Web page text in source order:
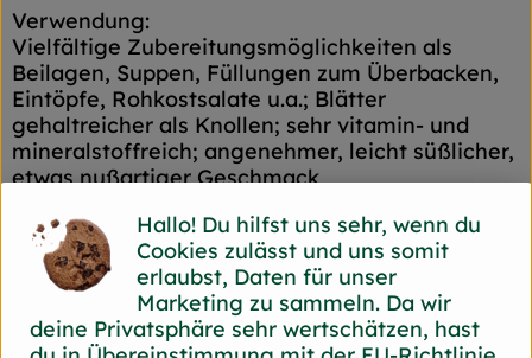
Verwendung:
Vielfältige Zubereitungsmöglichkeiten als
Beilagen, Suppen, Füllungen zum Überbacken,
Eintöpfe, Rohkostsalate u.a.; Blätter
gehaltreicher als Knollen; sehr vitamin- und
mineralstoffreich; angenehmer, leicht süßlicher,
etwas nußartiger Geschmack
Lagerung:
Etwa eine Woche gekühlt haltbar, Knollen ohne
Laub halten sich besser. Spezielle Lagersorten
eignen sich für die Überwinterung und sind
mehrere Monate lagerfähig.
Hallo! Du hilfst uns sehr, wenn du
Cookies zulässt und uns somit
erlaubst, Daten für unser
Marketing zu sammeln. Da wir
deine Privatsphäre sehr wertschätzen, hast